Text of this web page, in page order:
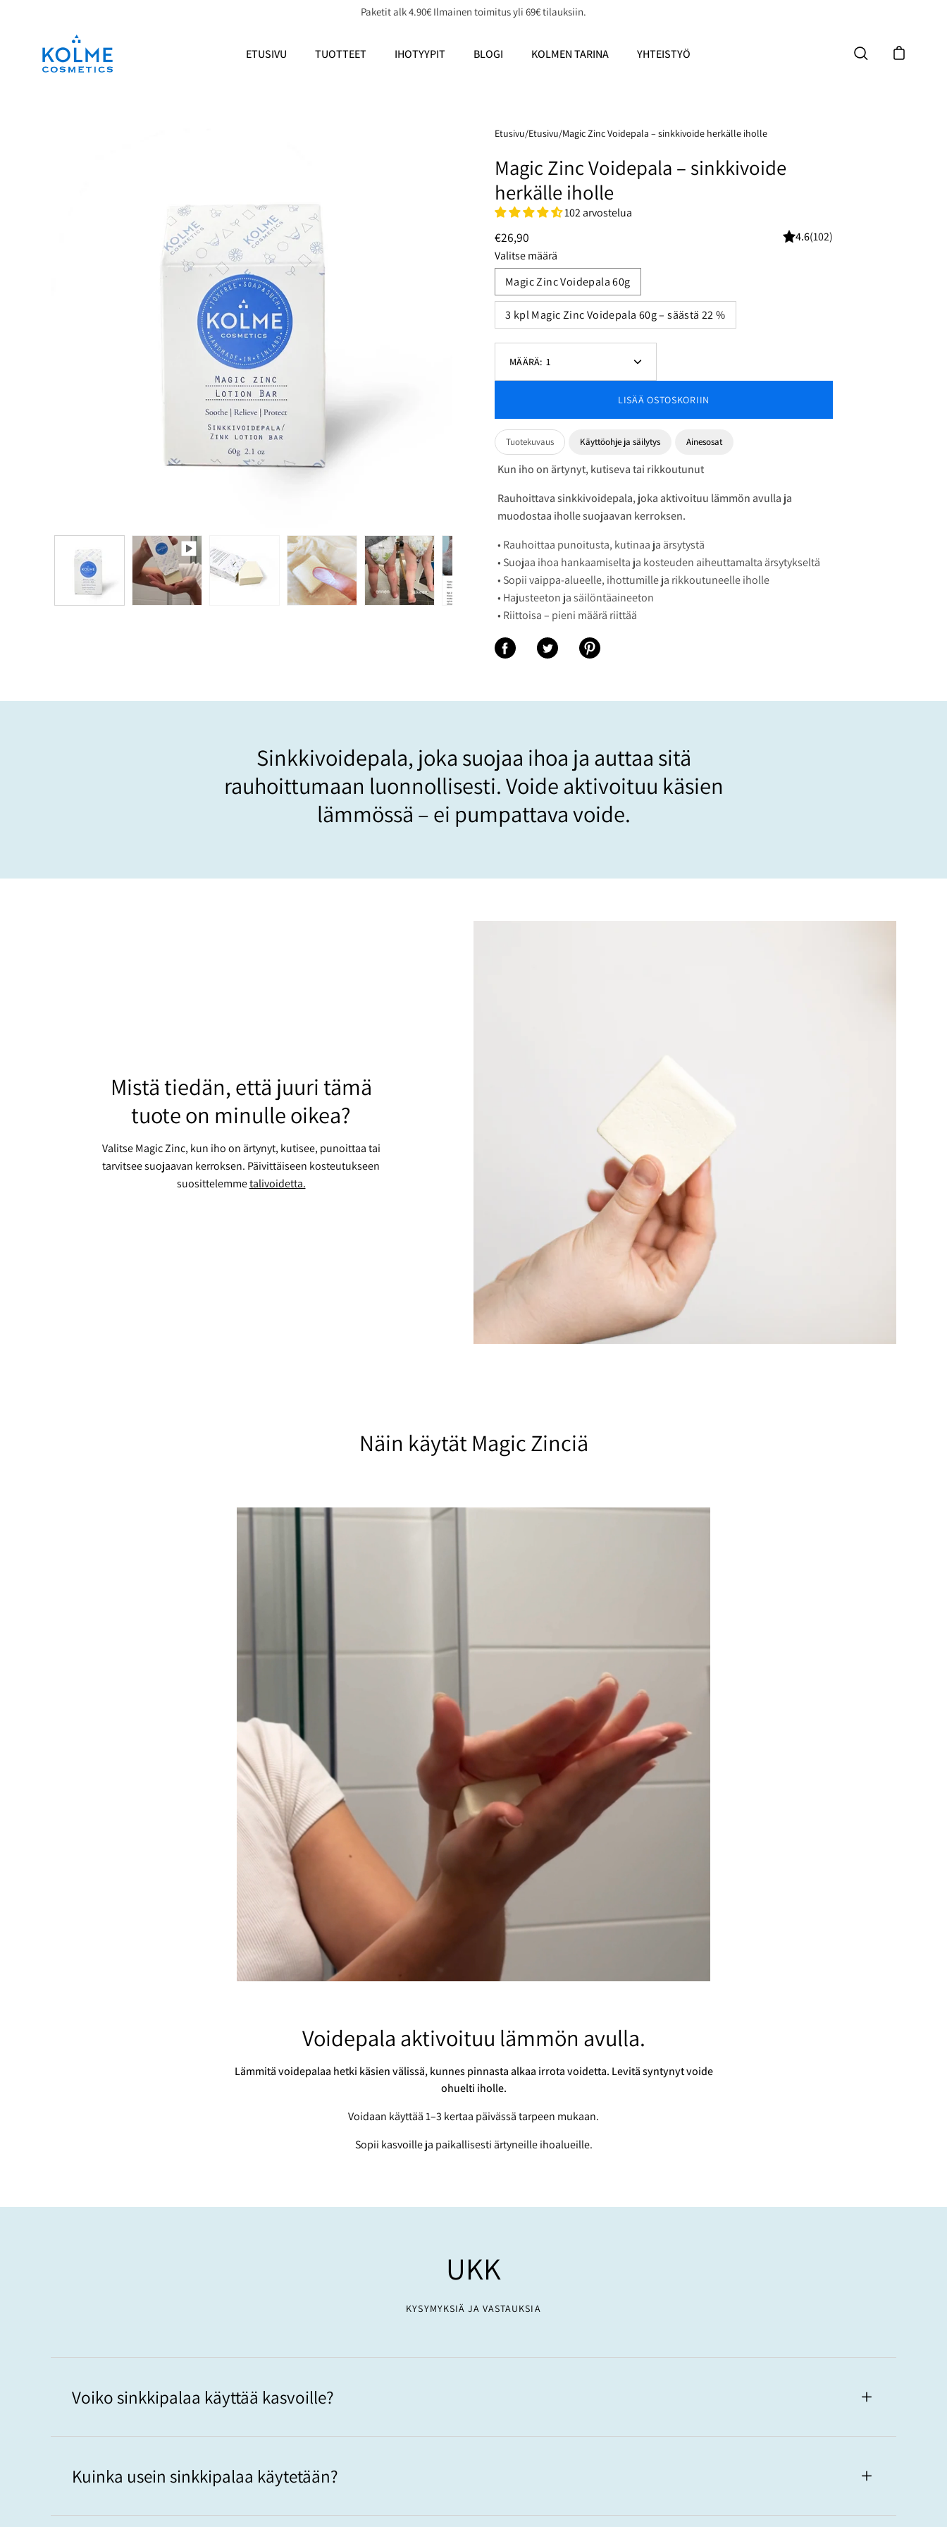
Paketit alk 4.90€ Ilmainen toimitus yli 69€ tilauksiin.
ETUSIVU TUOTTEET IHOTYYPIT BLOGI KOLMEN TARINA YHTEISTYÖ
Avaa hakupalkki
Avaa
Etusivu/Etusivu/Magic Zinc Voidepala – sinkkivoide herkälle iholle
Magic Zinc Voidepala – sinkkivoide
herkälle iholle
102 arvostelua
4.6(102)
€26,90
Valitse määrä
Magic Zinc Voidepala 60g
3 kpl Magic Zinc Voidepala 60g – säästä 22 %
tuoteMÄÄRÄ: 1
Vähennä
Lisää
LISÄÄ OSTOSKORIIN
Tuotekuvaus Käyttöohje ja säilytys Ainesosat
Kun iho on ärtynyt, kutiseva tai rikkoutunut
Rauhoittava sinkkivoidepala, joka aktivoituu lämmön avulla ja
muodostaa iholle suojaavan kerroksen.
• Rauhoittaa punoitusta, kutinaa ja ärsytystä
• Suojaa ihoa hankaamiselta ja kosteuden aiheuttamalta ärsytykseltä
• Sopii vaippa-alueelle, ihottumille ja rikkoutuneelle iholle
• Hajusteeton ja säilöntäaineeton
• Riittoisa – pieni määrä riittää
Jaa FacebookiinJaa TwitteriinJaa Pinterestiin
Sinkkivoidepala, joka suojaa ihoa ja auttaa sitä
rauhoittumaan luonnollisesti. Voide aktivoituu käsien
lämmössä – ei pumpattava voide.
Mistä tiedän, että juuri tämä
tuote on minulle oikea?
Valitse Magic Zinc, kun iho on ärtynyt, kutisee, punoittaa tai
tarvitsee suojaavan kerroksen. Päivittäiseen kosteutukseen
suosittelemmetalivoidetta.
Näin käytät Magic Zinciä
Voidepala aktivoituu lämmön avulla.
Lämmitä voidepalaa hetki käsien välissä, kunnes pinnasta alkaa irrota voidetta. Levitä syntynyt voide
ohuelti iholle.
Voidaan käyttää 1–3 kertaa päivässä tarpeen mukaan.
Sopii kasvoille ja paikallisesti ärtyneille ihoalueille.
UKK
KYSYMYKSIÄ JA VASTAUKSIA
Voiko sinkkipalaa käyttää kasvoille?
Kuinka usein sinkkipalaa käytetään?